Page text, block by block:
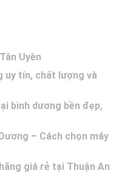
Uyên
uy tín, chất lượng và
bình dương bền đẹp,
– Cách chọn máy
giá rẻ tại Thuận An